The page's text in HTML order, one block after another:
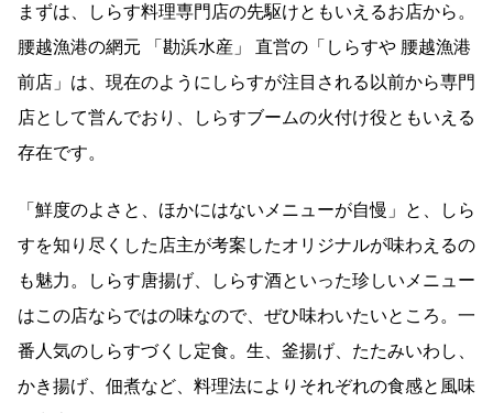
まずは、しらす料理専門店の先駆けともいえるお店から。
腰越漁港の網元 「勘浜水産」 直営の「しらすや 腰越漁港
前店」は、現在のようにしらすが注目される以前から専門
店として営んでおり、しらすブームの火付け役ともいえる
存在です。
「鮮度のよさと、ほかにはないメニューが自慢」と、しら
すを知り尽くした店主が考案したオリジナルが味わえるの
も魅力。しらす唐揚げ、しらす酒といった珍しいメニュー
はこの店ならではの味なので、ぜひ味わいたいところ。一
番人気のしらすづくし定食。生、釜揚げ、たたみいわし、
かき揚げ、佃煮など、料理法によりそれぞれの食感と風味